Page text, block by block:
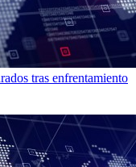
tras enfrentamiento